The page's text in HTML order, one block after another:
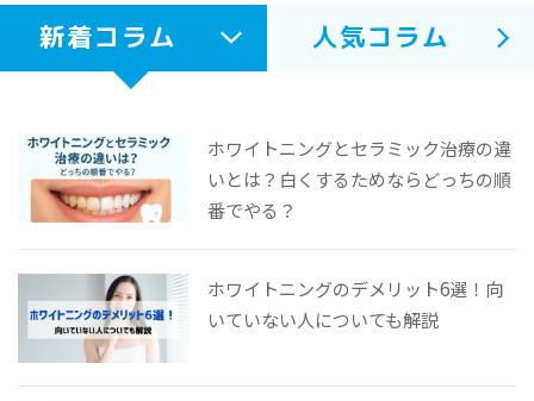
新着コラム 人気コラム
ホワイトニングとセラミック治療の違
いとは？白くするためならどっちの順
番でやる？
ホワイトニングのデメリット6選！向
いていない人についても解説